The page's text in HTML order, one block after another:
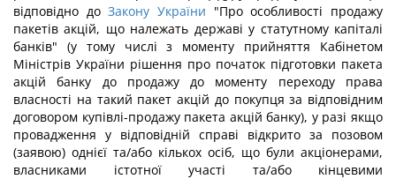
відповідно доЗакону України "Про особливості продажу
пакетів акцій, що належать державі у статутному капіталі
банків" (у тому числі з моменту прийняття Кабінетом
Міністрів України рішення про початок підготовки пакета
акцій банку до продажу до моменту переходу права
власності на такий пакет акцій до покупця за відповідним
договором купівлі-продажу пакета акцій банку), у разі якщо
провадження у відповідній справі відкрито за позовом
(заявою) однієї та/або кількох осіб, що були акціонерами,
власниками істотної участі та/або кінцевими